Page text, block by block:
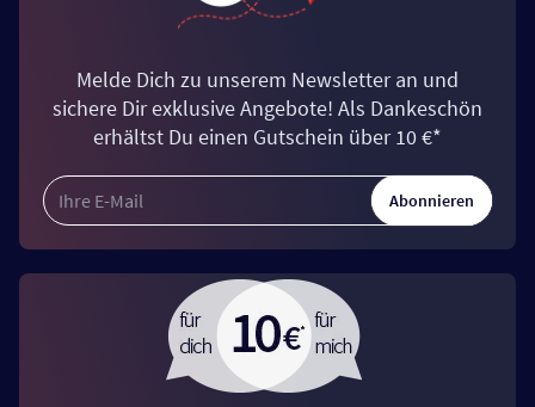
Melde Dich zu unserem Newsletter an und
sichere Dir exklusive Angebote! Als Dankeschön
erhältst Du einen Gutschein über 10 €*
Abonnieren